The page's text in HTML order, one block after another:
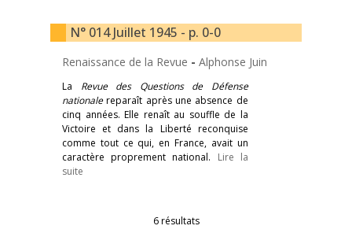
N° 014 Juillet 1945 - p. 0-0
Renaissance de la Revue - Alphonse Juin
La Revue des Questions de Défense
nationalereparaît après une absence de
cinq années. Elle renaît au souffle de la
Victoire et dans la Liberté reconquise
comme tout ce qui, en France, avait un
caractère proprement national. Lire la
suite
6 résultats